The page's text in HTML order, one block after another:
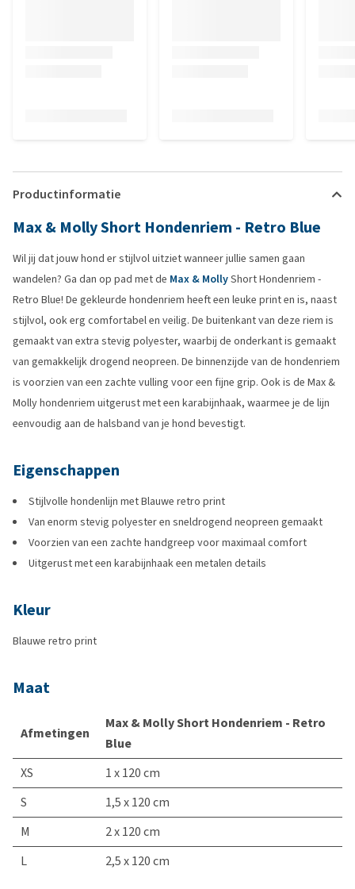
Productinformatie
Max & Molly Short Hondenriem - Retro Blue
Wil jij dat jouw hond er stijlvol uitziet wanneer jullie samen gaan
wandelen? Ga dan op pad met de Max & MollyShort Hondenriem -
Retro Blue! De gekleurde hondenriem heeft een leuke print en is, naast
stijlvol, ook erg comfortabel en veilig. De buitenkant van deze riem is
gemaakt van extra stevig polyester, waarbij de onderkant is gemaakt
van gemakkelijk drogend neopreen. De binnenzijde van de hondenriem
is voorzien van een zachte vulling voor een fijne grip. Ook is de Max &
Molly hondenriem uitgerust met een karabijnhaak, waarmee je de lijn
eenvoudig aan de halsband van je hond bevestigt.
Eigenschappen
Stijlvolle hondenlijn met Blauwe retro print
Van enorm stevig polyester en sneldrogend neopreen gemaakt
Voorzien van een zachte handgreep voor maximaal comfort
Uitgerust met een karabijnhaak een metalen details
Kleur
Blauwe retro print
Maat
Afmetingen
Max & Molly Short Hondenriem - Retro
Blue
XS
1 x 120 cm
S
1,5 x 120 cm
M
2 x 120 cm
L
2,5 x 120 cm